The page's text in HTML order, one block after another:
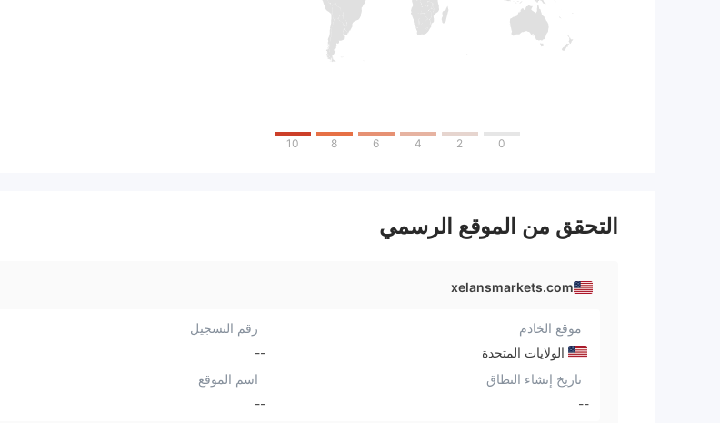
0
2
4
6
8
10
التحقق من الموقع الرسمي
xelansmarkets.com
موقع الخادم
الولايات المتحدة
رقم التسجيل
--
تاريخ إنشاء النطاق
--
اسم الموقع
--